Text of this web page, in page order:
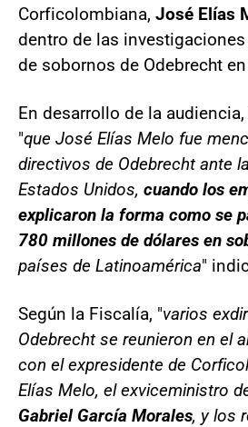
Corficolombiana, José Elías
dentro de las
de sobornos de Odebrecht
En desarrollo de la
"que José Elías Melo fue
directivos de Odebrecht ante
Estados Unidos, cuando los
explicaron la forma como se
780 millones de dólares en
países de Latinoamérica"
Según la Fiscalía, "varios
Odebrecht se reunieron en el
con el expresidente de
Elías Melo, el exviceministro
Gabriel García Morales, y los